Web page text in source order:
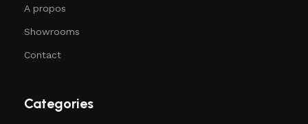
A propos
Showrooms
Contact
Categories